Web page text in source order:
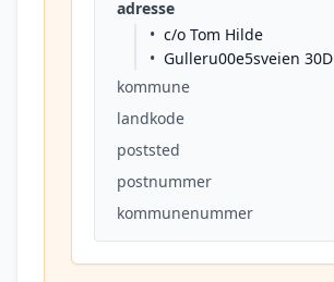
adresse
c/o Tom Hilde
Gulleru00e5sveien 30D
kommune
landkode
poststed
postnummer
kommunenummer